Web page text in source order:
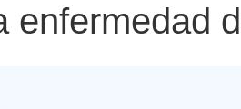
enfermedad